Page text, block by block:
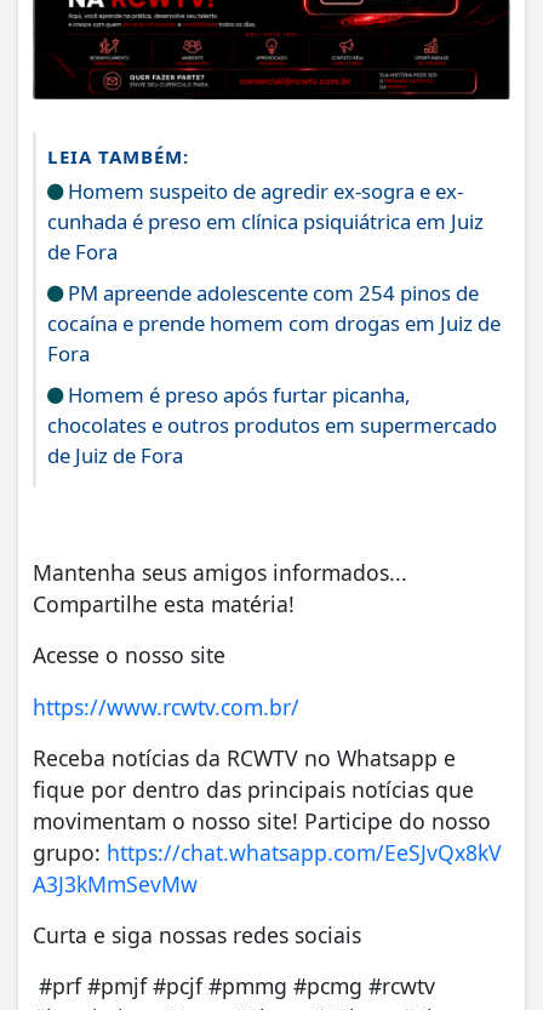
LEIA TAMBÉM:
Homem suspeito de agredir ex-sogra e ex-
cunhada é preso em clínica psiquiátrica em Juiz
de Fora
PM apreende adolescente com 254 pinos de
cocaína e prende homem com drogas em Juiz de
Fora
Homem é preso após furtar picanha,
chocolates e outros produtos em supermercado
de Juiz de Fora
Mantenha seus amigos informados...
Compartilhe esta matéria!
Acesse o nosso site
https://www.rcwtv.com.br/
Receba notícias da RCWTV no Whatsapp e
fique por dentro das principais notícias que
movimentam o nosso site! Participe do nosso
grupo: https://chat.whatsapp.com/EeSJvQx8kV
A3J3kMmSevMw
Curta e siga nossas redes sociais
#prf #pmjf #pcjf #pmmg #pcmg #rcwtv